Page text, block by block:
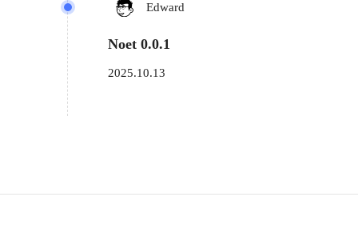
Edward
Noet 0.0.1
2025.10.13